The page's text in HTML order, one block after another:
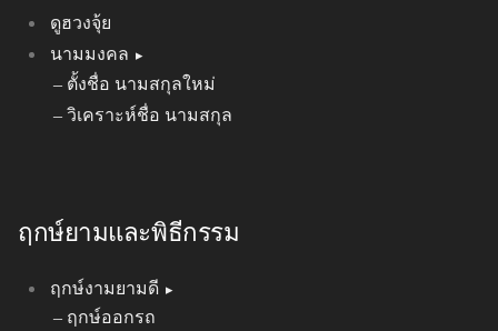
ดูฮวงจุ้ย
นามมงคล
ตั้งชื่อ นามสกุลใหม่
วิเคราะห์ชื่อ นามสกุล
ฤกษ์ยามและพิธีกรรม
ฤกษ์งามยามดี
ฤกษ์ออกรถ